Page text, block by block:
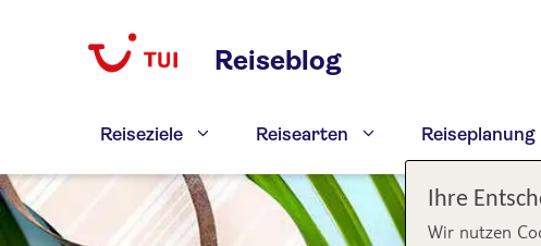
Reiseblog
Reiseziele Reisearten Reiseplanung
Ihre
Wir nutzen